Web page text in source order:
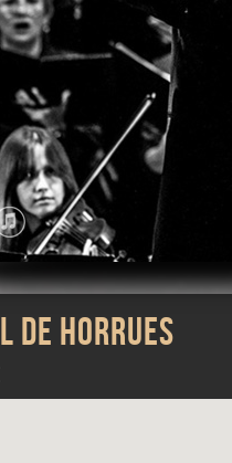
iTunes
de Horrues